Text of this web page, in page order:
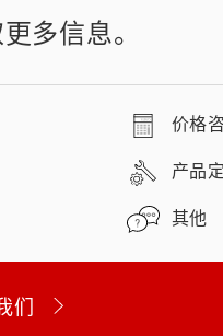
多信息。
价格
产品
其他
们